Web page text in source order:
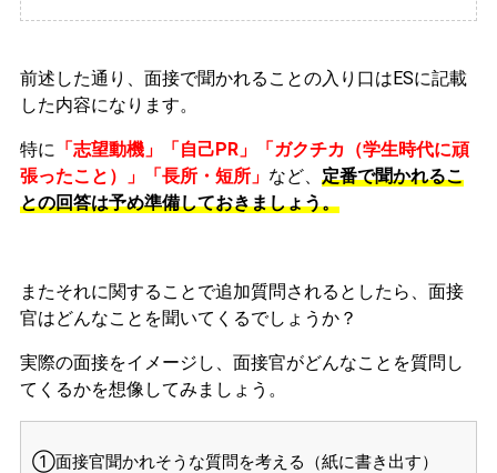
前述した通り、面接で聞かれることの入り口はESに記載
した内容になります。
特に 「志望動機」「自己PR」「ガクチカ（学生時代に頑
張ったこと）」「長所・短所」 など、 定番で聞かれるこ
との回答は予め準備しておきましょう。
またそれに関することで追加質問されるとしたら、面接
官はどんなことを聞いてくるでしょうか？
実際の面接をイメージし、面接官がどんなことを質問し
てくるかを想像してみましょう。
①面接官聞かれそうな質問を考える（紙に書き出す）